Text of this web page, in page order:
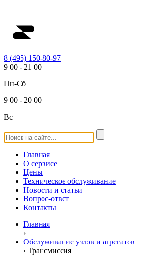
8 (495) 150-80-97
9 00 - 21 00
Пн-Сб
9 00 - 20 00
Вс
Главная
О сервисе
Цены
Техническое обслуживание
Новости и статьи
Вопрос-ответ
Контакты
Главная
›
Обслуживание узлов и агрегатов
› Трансмиссия